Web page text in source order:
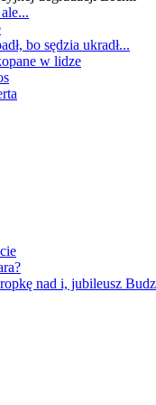
bo sędzia ukradł...
w lidze
nad i, jubileusz